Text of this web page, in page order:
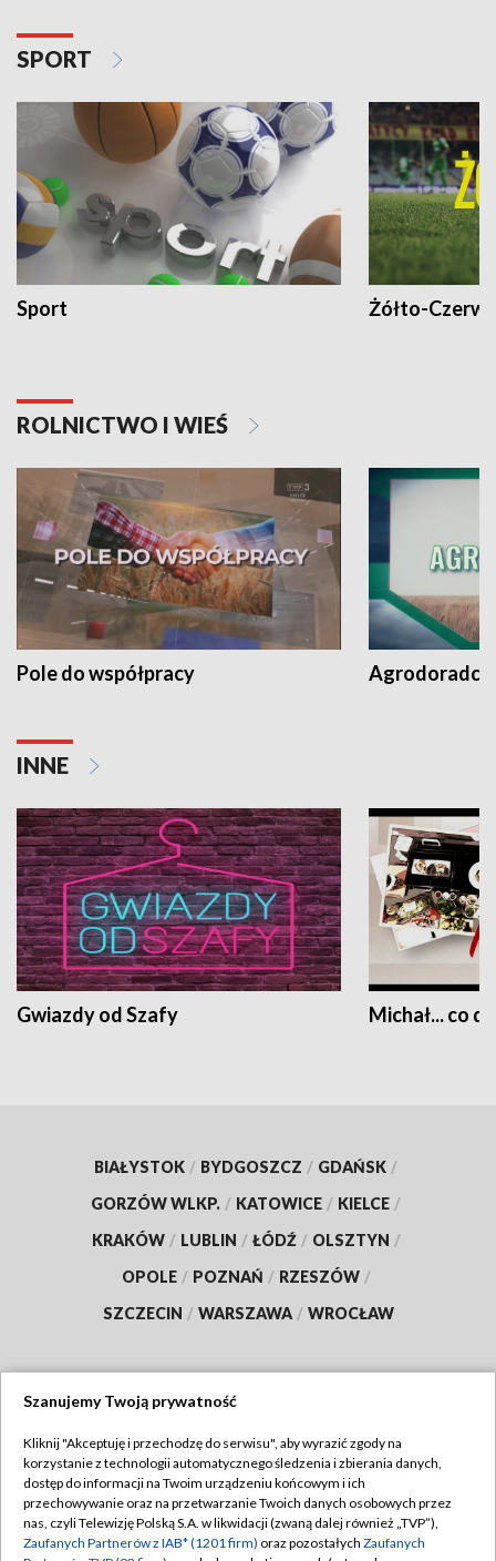
SPORT
Sport Żółto-
ROLNICTWO I WIEŚ
Pole do współpracy Agrodoradcy
INNE
Gwiazdy od Szafy Michał... co
BIAŁYSTOK / BYDGOSZCZ / GDAŃSK /
GORZÓW WLKP. / KATOWICE / KIELCE /
KRAKÓW / LUBLIN / ŁÓDŹ / OLSZTYN /
OPOLE / POZNAŃ / RZESZÓW /
SZCZECIN / WARSZAWA / WROCŁAW
TVP
Abonament TVP
Emisja w TVP
Regulamin TVP
Polityka prywatności
Szanujemy Twoją prywatność
Kliknij "Akceptuję i przechodzę do serwisu", aby wyrazić zgody na
korzystanie z technologii automatycznego śledzenia i zbierania danych,
dostęp do informacji na Twoim urządzeniu końcowym i ich
przechowywanie oraz na przetwarzanie Twoich danych osobowych przez
nas, czyli Telewizję Polską S.A. w likwidacji (zwaną dalej również „TVP”),
Zaufanych Partnerów z IAB* (1201 firm) oraz pozostałych Zaufanych